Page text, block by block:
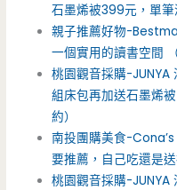
石墨烯被399元，單筆
親子推薦好物-
一個實用的讀書空間 （
桃園觀音採購-
組床包再加送石墨烯被
約）
南投團購美食-
要推薦，自己吃還是
桃園觀音採購-JUNYA